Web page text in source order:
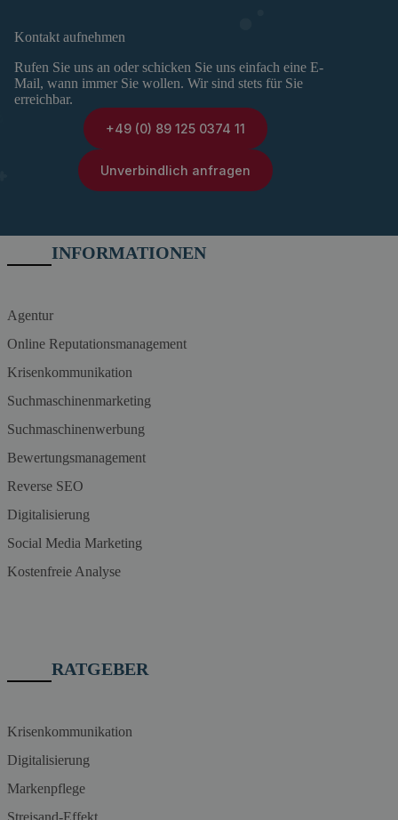
Kontakt aufnehmen
Rufen Sie uns an oder schicken Sie uns einfach eine E-
Mail, wann immer Sie wollen. Wir sind stets für Sie
erreichbar.
+49 (0) 89 125 0374 11
Unverbindlich anfragen
INFORMATIONEN
Agentur
Online Reputationsmanagement
Krisenkommunikation
Suchmaschinenmarketing
Suchmaschinenwerbung
Bewertungsmanagement
Reverse SEO
Digitalisierung
Social Media Marketing
Kostenfreie Analyse
RATGEBER
Krisenkommunikation
Digitalisierung
Markenpflege
Streisand-Effekt